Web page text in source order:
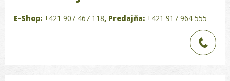
E-Shop: +421 907 467 118, Predajňa: +421 917 964 555